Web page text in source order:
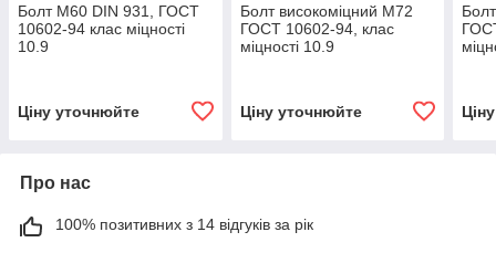
Болт М60 DIN 931, ГОСТ
10602-94 клас міцності
10.9
Ціну уточнюйте
Болт високоміцний М72
ГОСТ 10602-94, клас
міцності 10.9
Ціну уточнюйте
Про нас
100% позитивних з 14 відгуків за рік